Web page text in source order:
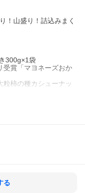
！山盛り！詰込みまく
300g×1袋
受賞「マヨネーズおか
粒柿の種カシューナッ
した「えだ豆焼」60g
袋 or 「新潟産コシヒ
る